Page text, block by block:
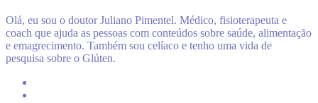
Olá, eu sou o doutor Juliano Pimentel. Médico, fisioterapeuta e
coach que ajuda as pessoas com conteúdos sobre saúde, alimentação
e emagrecimento. Também sou celíaco e tenho uma vida de
pesquisa sobre o Glúten.